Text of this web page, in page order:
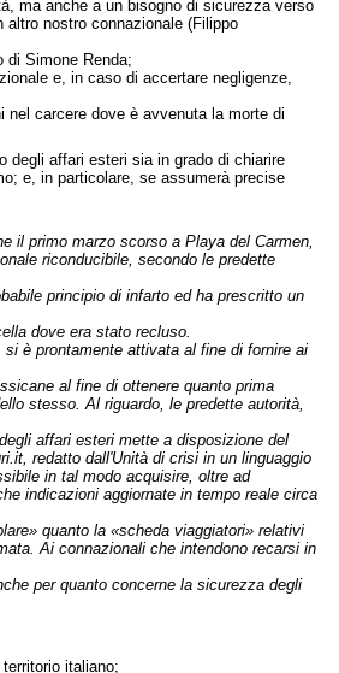
ma anche a un bisogno di sicurezza verso
nostro connazionale (Filippo
di Simone Renda;
e, in caso di accertare negligenze,
carcere dove è avvenuta la morte di
degli affari esteri sia in grado di chiarire
e, in particolare, se assumerà precise
il primo marzo scorso a Playa del Carmen,
riconducibile, secondo le predette
principio di infarto ed ha prescritto un
dove era stato recluso.
è prontamente attivata al fine di fornire ai
al fine di ottenere quanto prima
stesso. Al riguardo, le predette autorità,
affari esteri mette a disposizione del
redatto dall'Unità di crisi in un linguaggio
in tal modo acquisire, oltre ad
indicazioni aggiornate in tempo reale circa
quanto la «scheda viaggiatori» relativi
Ai connazionali che intendono recarsi in
per quanto concerne la sicurezza degli
italiano;